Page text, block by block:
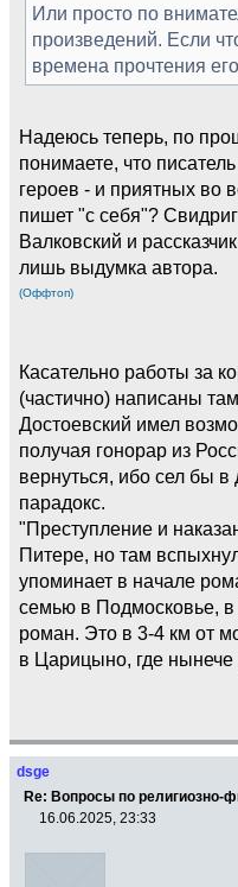
Или просто по
произведений. Если
времена прочтения
Надеюсь теперь, по
понимаете, что
героев - и приятных во
пишет "с себя"?
Валковский и
лишь выдумка автора.
(Оффтоп)
Касательно работы за
(частично) написаны
Достоевский имел
получая гонорар из
вернуться, ибо сел бы в
парадокс.
"Преступление и
Питере, но там
упоминает в начале
семью в Подмосковье,
роман. Это в 3-4 км от
в Царицыно, где нынече
dsge
Re: Вопросы по религиозно-
16.06.2025, 23:33